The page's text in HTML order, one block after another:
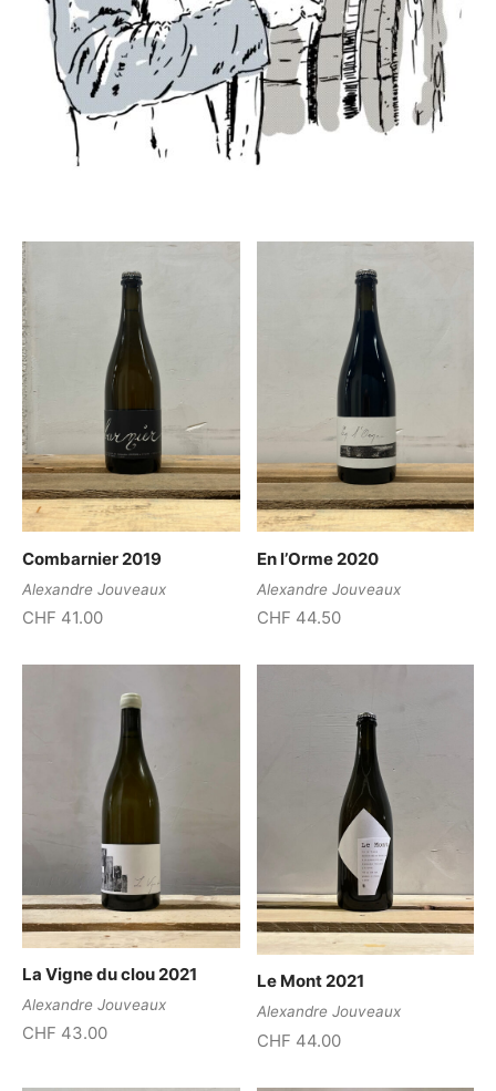
Combarnier 2019
Alexandre Jouveaux
CHF 41.00
En l’Orme 2020
Alexandre Jouveaux
CHF 44.50
La Vigne du clou 2021
Alexandre Jouveaux
CHF 43.00
Le Mont 2021
Alexandre Jouveaux
CHF 44.00